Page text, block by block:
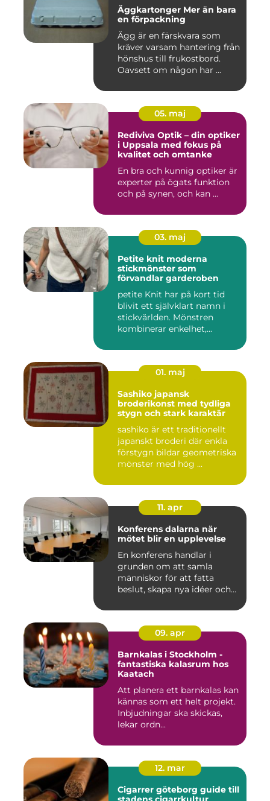
Äggkartonger Mer än bara
en förpackning
Ägg är en färskvara som
kräver varsam hantering från
hönshus till frukostbord.
Oavsett om någon har ...
05. maj
Rediviva Optik – din optiker
i Uppsala med fokus på
kvalitet och omtanke
En bra och kunnig optiker är
experter på ögats funktion
och på synen, och kan ...
03. maj
Petite knit moderna
stickmönster som
förvandlar garderoben
petite Knit har på kort tid
blivit ett självklart namn i
stickvärlden. Mönstren
kombinerar enkelhet,...
01. maj
Sashiko japansk
broderikonst med tydliga
stygn och stark karaktär
sashiko är ett traditionellt
japanskt broderi där enkla
förstygn bildar geometriska
mönster med hög ...
11. apr
Konferens dalarna när
mötet blir en upplevelse
En konferens handlar i
grunden om att samla
människor för att fatta
beslut, skapa nya idéer och
09. apr
Barnkalas i Stockholm -
fantastiska kalasrum hos
Kaatach
Att planera ett barnkalas kan
kännas som ett helt projekt.
Inbjudningar ska skickas,
lekar ordn...
12. mar
Cigarrer göteborg guide till